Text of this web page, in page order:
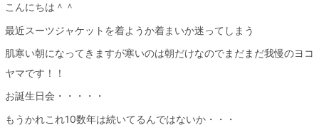
こんにちは＾＾
最近スーツジャケットを着ようか着まいか迷ってしまう
肌寒い朝になってきますが寒いのは朝だけなのでまだまだ我慢のヨコ
ヤマです！！
お誕生日会・・・・・
もうかれこれ10数年は続いてるんではないか・・・